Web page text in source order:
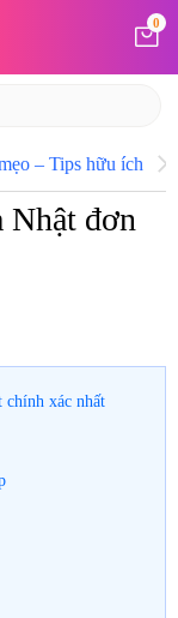
0
– Tips hữu ích
Nhật đơn
chính xác nhất